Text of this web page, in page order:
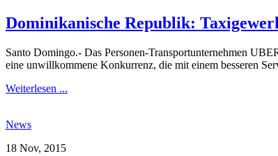
Dominikanische Republik:
Santo Domingo.- Das Personen-Transportunternehmen
eine unwillkommene Konkurrenz, die mit einem besseren
Weiterlesen ...
News
18 Nov, 2015